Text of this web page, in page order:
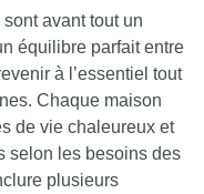
avant tout un
équilibre parfait entre
à l’essentiel tout
Chaque maison
de vie chaleureux et
selon les besoins des
plusieurs